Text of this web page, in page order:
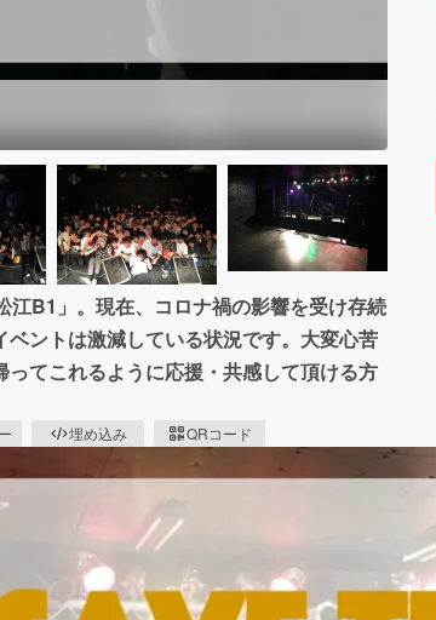
B1」。現在、コロナ禍の影響を受け存続
ントは激減している状況です。大変心苦
てこれるように応援・共感して頂ける方
埋め込み QRコード